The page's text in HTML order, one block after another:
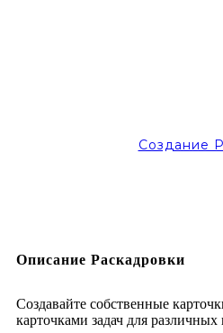
Создание
Описание Раскадровки
Создавайте собственные
карточками задач для